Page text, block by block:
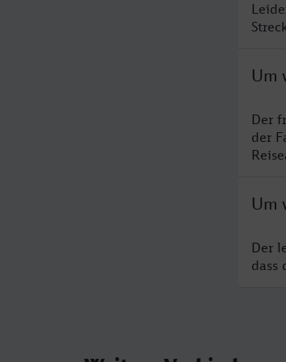
Um
Der
der
Um
Der
dass